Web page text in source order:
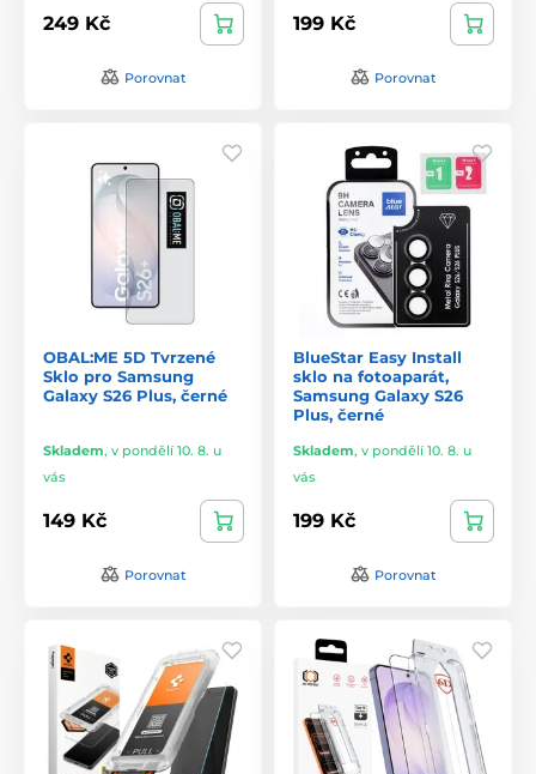
249 Kč
Porovnat
199 Kč
Porovnat
OBAL:ME 5D Tvrzené
Sklo pro Samsung
Galaxy S26 Plus, černé
Skladem, v pondělí 10. 8. u
vás
149 Kč
Porovnat
BlueStar Easy Install
sklo na fotoaparát,
Samsung Galaxy S26
Plus, černé
Skladem, v pondělí 10. 8. u
vás
199 Kč
Porovnat